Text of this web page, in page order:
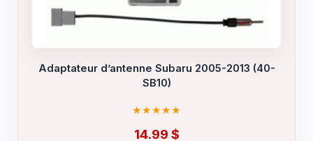
Adaptateur d’antenne Subaru 2005-2013 (40-
SB10)
14.99 $